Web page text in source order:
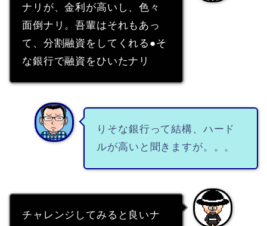
ナリが、金利が高いし、色々
面倒ナリ。吾輩はそれもあっ
て、分割融資をしてくれる●そ
な銀行で融資をひいたナリ
りそな銀行って結構、ハード
ルが高いと聞きますが。。。
チャレンジしてみると良いナ